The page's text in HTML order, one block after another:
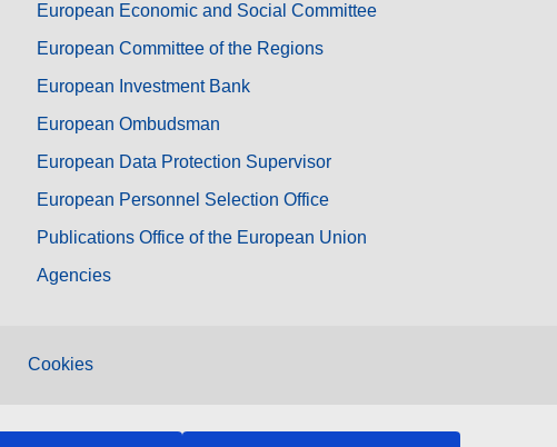
European Economic and Social Committee
European Committee of the Regions
European Investment Bank
European Ombudsman
European Data Protection Supervisor
European Personnel Selection Office
Publications Office of the European Union
Agencies
Cookies